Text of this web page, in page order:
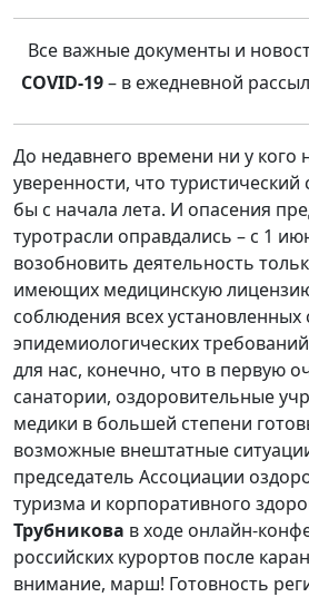
Все важные документы и
COVID-19– в ежедневной
До недавнего времени ни у кого
уверенности, что туристический
бы с начала лета. И опасения
туротрасли оправдались – с 1
возобновить деятельность
имеющих медицинскую
соблюдения всех установленных
эпидемиологических
для нас, конечно, что в первую
санатории, оздоровительные
медики в большей степени
возможные внештатные
председатель Ассоциации
туризма и корпоративного
Трубникова в ходе онлайн-
российских курортов после
внимание, марш! Готовность